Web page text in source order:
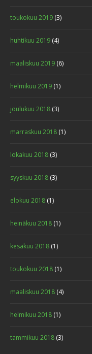
toukokuu 2019 (3)
huhtikuu 2019 (4)
maaliskuu 2019 (6)
helmikuu 2019 (1)
joulukuu 2018 (3)
marraskuu 2018 (1)
lokakuu 2018 (3)
syyskuu 2018 (3)
elokuu 2018 (1)
heinäkuu 2018 (1)
kesäkuu 2018 (1)
toukokuu 2018 (1)
maaliskuu 2018 (4)
helmikuu 2018 (1)
tammikuu 2018 (3)